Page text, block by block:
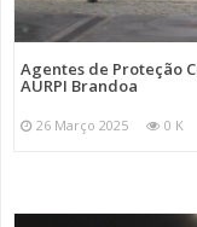
Agentes de Proteção
AURPI Brandoa
26 Março 2025 0 K